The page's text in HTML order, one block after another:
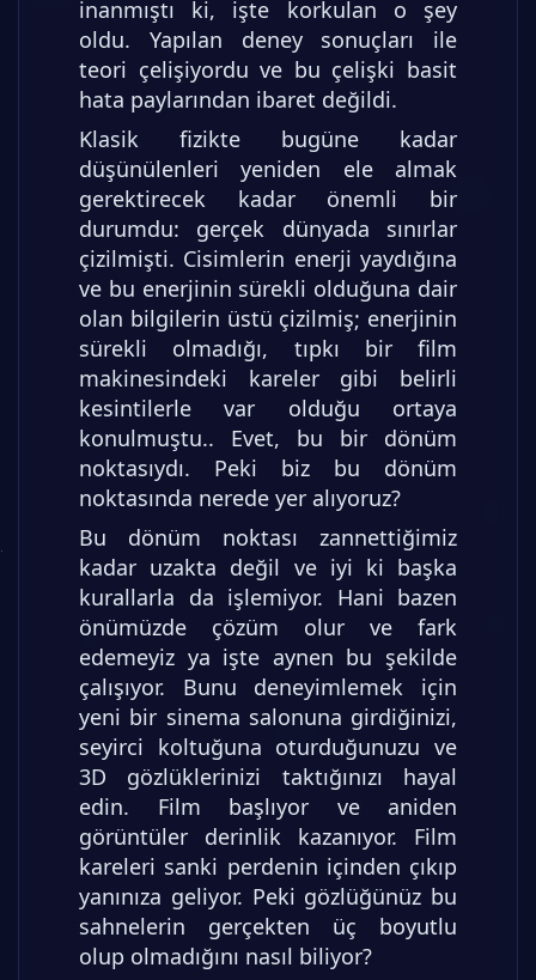
inanmıştı ki, işte korkulan o şey
oldu. Yapılan deney sonuçları ile
teori çelişiyordu ve bu çelişki basit
hata paylarından ibaret değildi.
Klasik fizikte bugüne kadar
düşünülenleri yeniden ele almak
gerektirecek kadar önemli bir
durumdu: gerçek dünyada sınırlar
çizilmişti. Cisimlerin enerji yaydığına
ve bu enerjinin sürekli olduğuna dair
olan bilgilerin üstü çizilmiş; enerjinin
sürekli olmadığı, tıpkı bir film
makinesindeki kareler gibi belirli
kesintilerle var olduğu ortaya
konulmuştu.. Evet, bu bir dönüm
noktasıydı. Peki biz bu dönüm
noktasında nerede yer alıyoruz?
Bu dönüm noktası zannettiğimiz
kadar uzakta değil ve iyi ki başka
kurallarla da işlemiyor. Hani bazen
önümüzde çözüm olur ve fark
edemeyiz ya işte aynen bu şekilde
çalışıyor. Bunu deneyimlemek için
yeni bir sinema salonuna girdiğinizi,
seyirci koltuğuna oturduğunuzu ve
3D gözlüklerinizi taktığınızı hayal
edin. Film başlıyor ve aniden
görüntüler derinlik kazanıyor. Film
kareleri sanki perdenin içinden çıkıp
yanınıza geliyor. Peki gözlüğünüz bu
sahnelerin gerçekten üç boyutlu
olup olmadığını nasıl biliyor?